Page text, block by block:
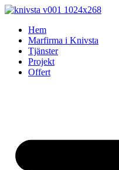
Skip
contentHem
Marfirma i Knivsta
Tjänster
Projekt
Offert